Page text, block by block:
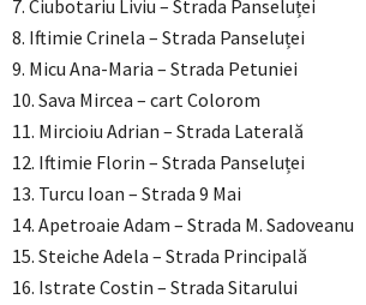
7. Ciubotariu Liviu – Strada Panseluței
8. Iftimie Crinela – Strada Panseluței
9. Micu Ana-Maria – Strada Petuniei
10. Sava Mircea – cart Colorom
11. Mircioiu Adrian – Strada Laterală
12. Iftimie Florin – Strada Panseluței
13. Turcu Ioan – Strada 9 Mai
14. Apetroaie Adam – Strada M. Sadoveanu
15. Steiche Adela – Strada Principală
16. Istrate Costin – Strada Sitarului